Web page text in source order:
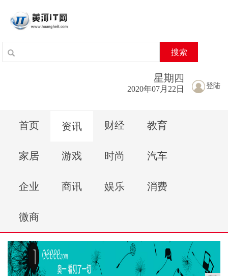
搜索
登陆
星期 四
2020年07月22日
首页 资讯 财经 教育
家居 游戏 时尚 汽车
企业 商讯 娱乐 消费
微商